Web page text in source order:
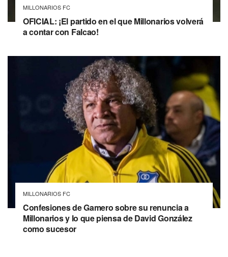
MILLONARIOS FC
OFICIAL: ¡El partido en el que Millonarios volverá
a contar con Falcao!
MILLONARIOS FC
Confesiones de Gamero sobre su renuncia a
Millonarios y lo que piensa de David González
como sucesor